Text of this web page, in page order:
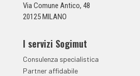
a
*
Via Comune Antico, 48
20125 MILANO
I servizi Sogimut
Consulenza specialistica
Partner affidabile